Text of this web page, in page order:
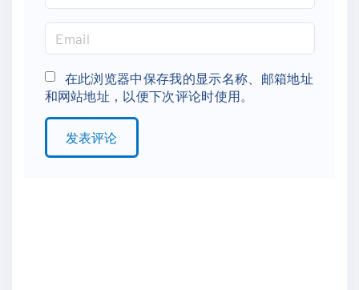
a
e
*
m
a
i
l
在此浏览器中保存我的显示名称、邮箱地址
和网站地址，以便下次评论时使用。